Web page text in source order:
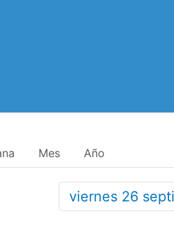
Mes Año
viernes 26